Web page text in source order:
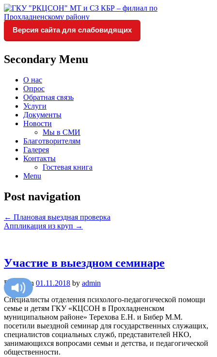
ГКУ "РКЦСОН" МТ и СЗ
КБР – филиал по
Прохладненскому району
Социальное обслуживание в
Версия сайта для слабовидящих
Secondary Menu
О нас
Опрос
Обратная связь
Услуги
Документы
Новости
Мы в СМИ
Благотворителям
Галерея
Контакты
Гостевая книга
Menu
Post navigation
← Плановая выездная проверка
Аппликация из круп →
Участие в выездном семинаре
Posted on 01.11.2018 by admin
Cпециалисты отделения психолого-педагогической помощи
семье и детям ГКУ «КЦСОН в Прохладненском
муниципальном районе» Терехова Е.Н. и Бибер М.М.
посетили выездной семинар для государственных служащих,
специалистов социальных служб, представителей НКО,
занимающихся вопросами семьи и детства, и педагогической
общественности.